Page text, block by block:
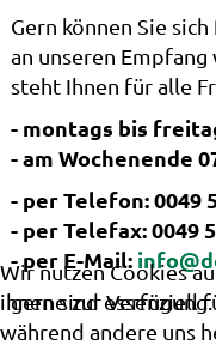
Gern können Sie
an unseren Empfang
steht Ihnen für alle
- montags bis
- am Wochenende
- per Telefon: 0049
- per Telefax: 0049
- per E-Mail:
gerne zur Verfügung.
Wir nutzen Cookies
ihnen sind essenziell
während andere uns